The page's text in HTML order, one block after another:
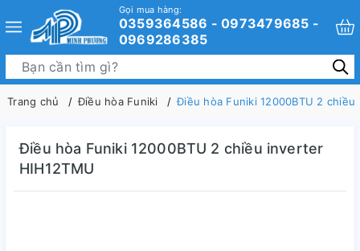
Gọi mua hàng:
0359364586 - 0973479685 -
0969286385
Trang chủ Điều hòa Funiki Điều hòa Funiki 12000BTU 2 chiều
Điều hòa Funiki 12000BTU 2 chiều inverter
HIH12TMU